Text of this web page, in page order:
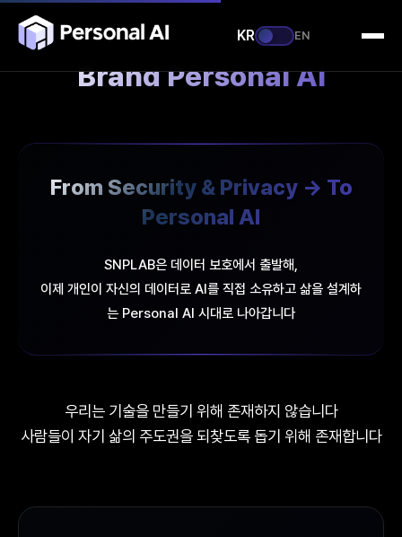
KR EN
Brand Personal AI
From Security & Privacy → To
Personal AI
SNPLAB은 데이터 보호에서 출발해,
이제 개인이 자신의 데이터로 AI를 직접 소유하고 삶을 설계하
는 Personal AI 시대로 나아갑니다
우리는 기술을 만들기 위해 존재하지 않습니다
사람들이 자기 삶의 주도권을 되찾도록 돕기 위해 존재합니다